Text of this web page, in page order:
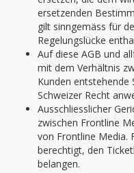
ersetzenden
gilt sinngemäss für
Regelungslücke
Auf diese AGB und
mit dem Verhältnis
Kunden entstehende
Schweizer Recht
Ausschliesslicher
zwischen Frontline
von Frontline Media.
berechtigt, den
belangen.